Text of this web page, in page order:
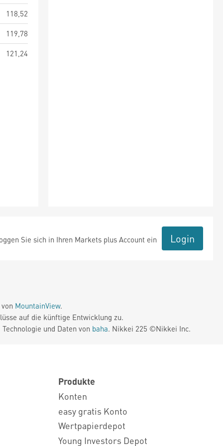
118,52
119,78
121,24
Sie sich in Ihren Markets plus Account ein Login
MountainView.
auf die künftige Entwicklung zu.
und Daten von baha. Nikkei 225 ©Nikkei Inc.
Produkte
Konten
easy gratis Konto
Wertpapierdepot
Young Investors Depot